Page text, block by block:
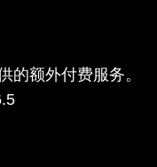
的额外付费服务。